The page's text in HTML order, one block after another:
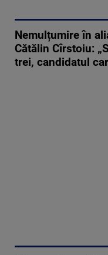
Nemulțumire în
Cătălin Cîrstoiu:
trei, candidatul